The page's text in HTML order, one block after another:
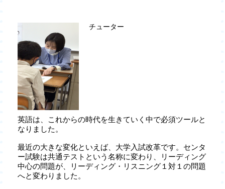
チューター
英語は、これからの時代を生きていく中で必須ツールと
なりました。
最近の大きな変化といえば、大学入試改革です。センタ
ー試験は共通テストという名称に変わり、リーディング
中心の問題が、リーディング・リスニング１対１の問題
へと変わりました。